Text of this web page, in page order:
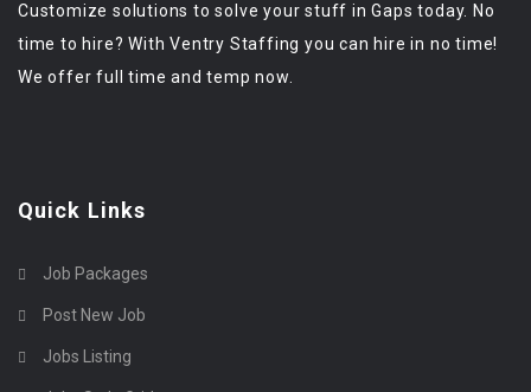
Customize solutions to solve your stuff in Gaps today. No
time to hire? With Ventry Staffing you can hire in no time!
We offer full time and temp now.
Quick Links
Job Packages
Post New Job
Jobs Listing